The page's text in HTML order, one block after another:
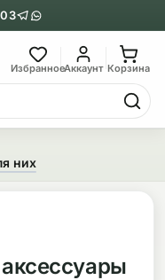
ИзбранноеАккаунт Корзина
Главное
Трубки
них